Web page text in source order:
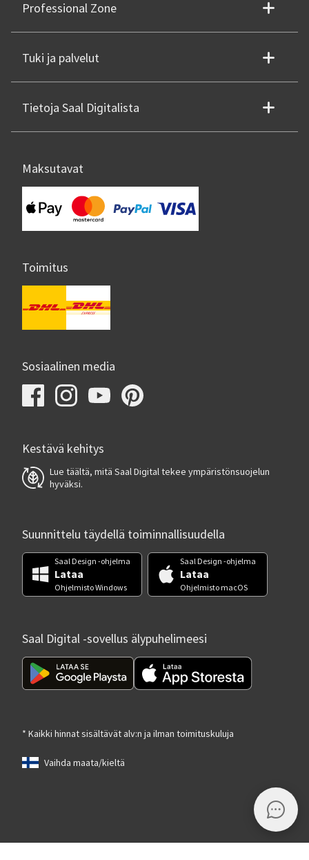
Professional Zone
Tuki ja palvelut
Tietoja Saal Digitalista
Maksutavat
Toimitus
Sosiaalinen media
Kestävä kehitys
Lue täältä, mitä Saal Digital tekee ympäristönsuojelun
hyväksi.
Suunnittelu täydellä toiminnallisuudella
Saal Design -ohjelma
Lataa
Ohjelmisto Windows
Saal Design -ohjelma
Lataa
Ohjelmisto macOS
Saal Digital -sovellus älypuhelimeesi
* Kaikki hinnat sisältävät alv:n ja ilman toimituskuluja
Vaihda maata/kieltä